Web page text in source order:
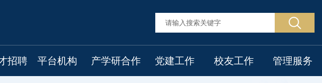
招聘 平台机构 产学研合作 党建工作 校友工作 管理服务